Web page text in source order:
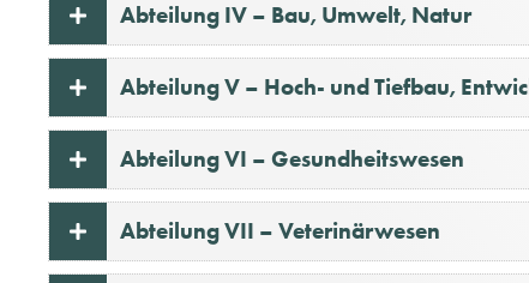
Abteilung IV – Bau, Umwelt, Natur
Abteilung V – Hoch- und Tiefbau,
Abteilung VI – Gesundheitswesen
Abteilung VII – Veterinärwesen